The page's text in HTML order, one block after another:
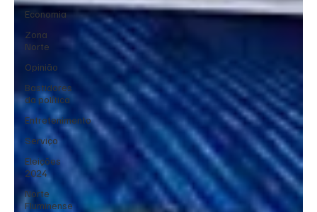
Economia
Zona
Norte
Opinião
Bastidores
da política
Entretenimento
Serviço
Eleições
2024
Norte
Fluminense